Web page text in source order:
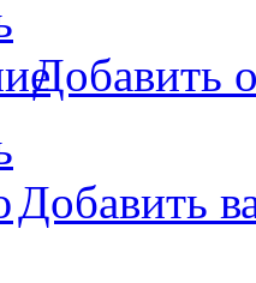
Добавить
Добавить